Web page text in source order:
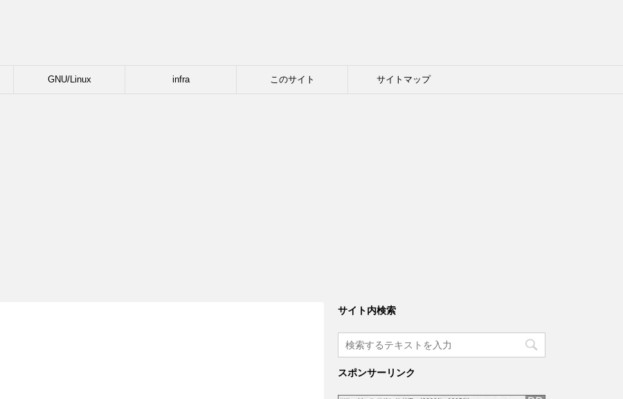
GNU/Linux infra このサイト サイトマップ
サイト内検索
スポンサーリンク